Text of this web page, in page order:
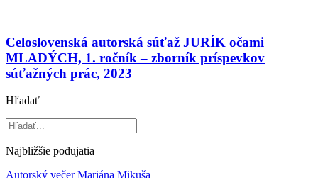
Celoslovenská autorská súťaž JURÍK očami
MLADÝCH, 1. ročník – zborník príspevkov
súťažných prác, 2023
Hľadať
Najbližšie podujatia
Autorský večer Mariána Mikuša